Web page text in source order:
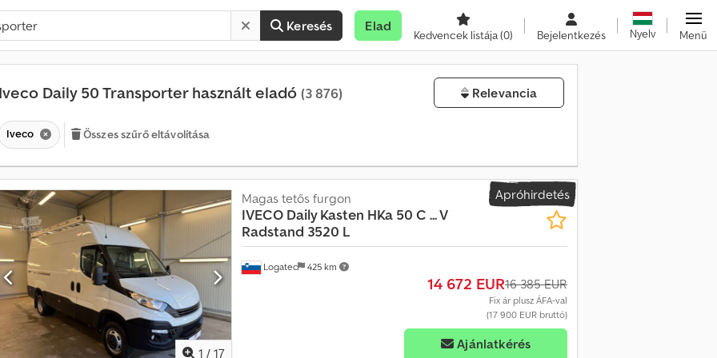
Keresés Elad
Kedvencek listája(0) Bejelentkezés Nyelv Menü
Iveco Daily 50 Transporter használt eladó (3 876) Relevancia
Iveco Összes szűrő eltávolítása
Apróhirdetés
1 / 17
Logatec 425 km
Magas tetős furgon
IVECO Daily Kasten HKa 50 C ... V
Radstand 3520 L
14 672 EUR16 385 EUR
Fix ár plusz ÁFA-val
(17 900 EUR bruttó)
Ajánlatkérés